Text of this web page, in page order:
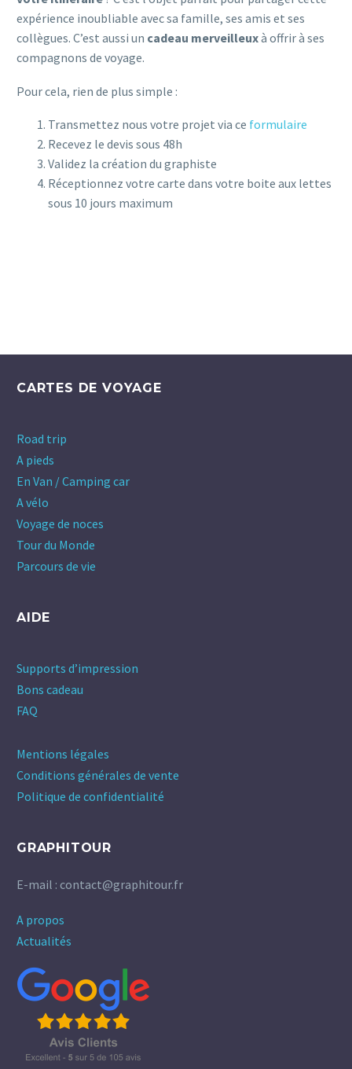
expérience inoubliable avec sa famille, ses amis et ses
collègues. C’est aussi un cadeau merveilleuxà offrir à ses
compagnons de voyage.
Pour cela, rien de plus simple :
Transmettez nous votre projet via ce formulaire
Recevez le devis sous 48h
Validez la création du graphiste
Réceptionnez votre carte dans votre boite aux lettes
sous 10 jours maximum
CARTES DE VOYAGE
Road trip
A pieds
En Van / Camping car
A vélo
Voyage de noces
Tour du Monde
Parcours de vie
AIDE
Supports d’impression
Bons cadeau
FAQ
Mentions légales
Conditions générales de vente
Politique de confidentialité
GRAPHITOUR
E-mail : contact@graphitour.fr
A propos
Actualités